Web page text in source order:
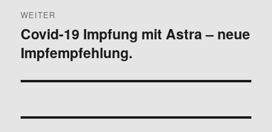
WEITER
Nächster
Beitrag:
Covid-19 Impfung mit Astra – neue
Impfempfehlung.